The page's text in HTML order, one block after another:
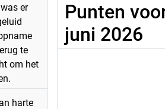
er
te
om het
harte
Punten
juni 2026